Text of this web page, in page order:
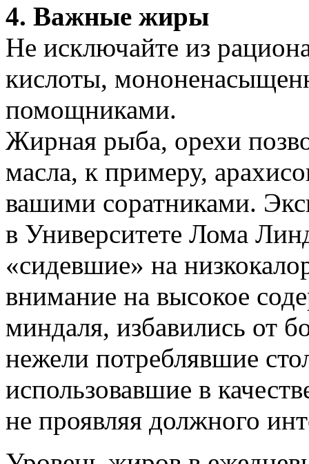
4. Важные жиры
Не исключайте из
кислоты,
помощниками.
Жирная рыба, орехи
масла, к примеру,
вашими соратниками.
в Университете Лома
«сидевшие» на
внимание на высокое
миндаля, избавились от
нежели потреблявшие
использовавшие в
не проявляя должного